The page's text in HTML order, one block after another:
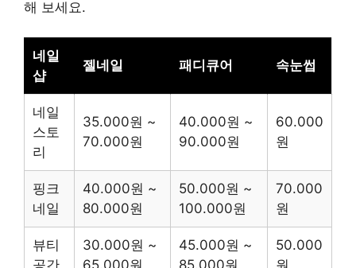
해 보세요.
네일
샵
젤네일 패디큐어 속눈썹
네일
스토
리
35.000원 ~
70.000원
40.000원 ~
90.000원
60.000
원
핑크
네일
40.000원 ~
80.000원
50.000원 ~
100.000원
70.000
원
뷰티
공간
30.000원 ~
65.000원
45.000원 ~
85.000원
50.000
원